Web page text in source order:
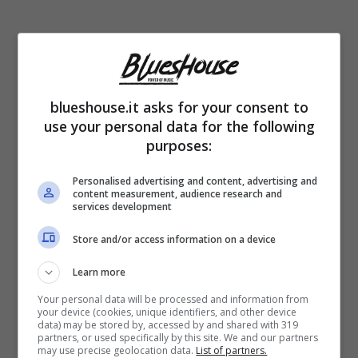
Sarà una competizione densa di sorprese,
quella a cui ha lavorato ininterrottamente il
direttore artistico Amadeus. E
super ospitiche non mancheranno di
impreziosire lo svolgimento delle cinque
serate.
blueshouse.it asks for your consent to
use your personal data for the following
purposes:
Personalised advertising and content, advertising and
content measurement, audience research and
services development
Store and/or access information on a device
Learn more
Your personal data will be processed and information from
your device (cookies, unique identifiers, and other device
data) may be stored by, accessed by and shared with 319
partners, or used specifically by this site. We and our partners
may use precise geolocation data. List of partners.